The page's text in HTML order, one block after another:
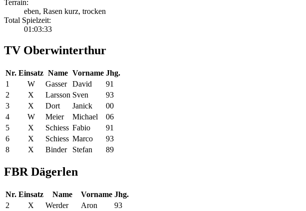
Terrain:
eben, Rasen kurz, trocken
Total Spielzeit:
01:03:33
TV Oberwinterthur
Nr. Einsatz Name Vorname Jhg.
1
W Gasser David
91
2
X Larsson Sven
93
3
X Dort Janick
00
4
W Meier Michael
06
5
X Schiess Fabio
91
6
X Schiess Marco
93
8
X Binder Stefan 89
FBR Dägerlen
Nr. Einsatz Name Vorname Jhg.
2
X Werder Aron 93